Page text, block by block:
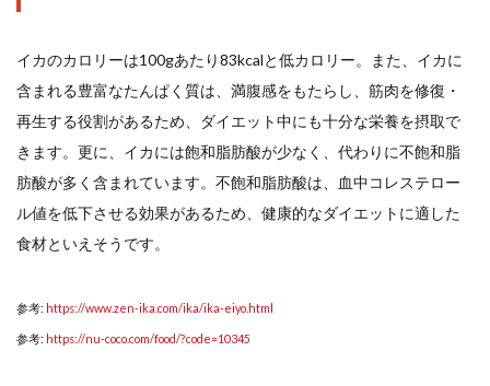
イカのカロリーは100gあたり83kcalと低カロリー。また、イカに
含まれる豊富なたんぱく質は、満腹感をもたらし、筋肉を修復・
再生する役割があるため、ダイエット中にも十分な栄養を摂取で
きます。更に、イカには飽和脂肪酸が少なく、代わりに不飽和脂
肪酸が多く含まれています。不飽和脂肪酸は、血中コレステロー
ル値を低下させる効果があるため、健康的なダイエットに適した
食材といえそうです。
参考: https://www.zen-ika.com/ika/ika-eiyo.html
参考: https://nu-coco.com/food/?code=10345